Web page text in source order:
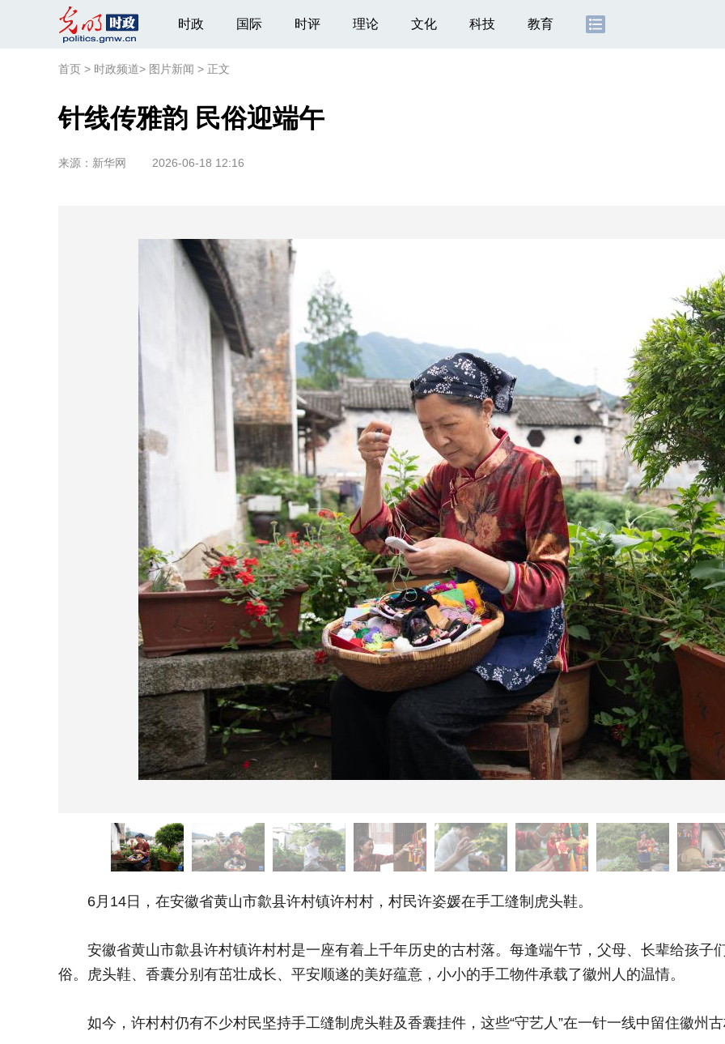
时政 国际 时评 理论 文化 科技 教育
首页 > 时政频道> 图片新闻 > 正文
针线传雅韵 民俗迎端午
来源： 新华网 2026-06-18 12:16
6月14日，在安徽省黄山市歙县许村镇许村村，村民许姿媛在手工缝制虎头鞋。
安徽省黄山市歙县许村镇许村村是一座有着上千年历史的古村落。每逢端午节，父母、长辈给孩子
俗。虎头鞋、香囊分别有茁壮成长、平安顺遂的美好蕴意，小小的手工物件承载了徽州人的温情。
如今，许村村仍有不少村民坚持手工缝制虎头鞋及香囊挂件，这些“守艺人”在一针一线中留住徽州